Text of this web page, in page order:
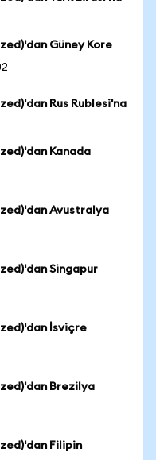
Güney Kore
Rus Rublesi'na
Kanada
Avustralya
Singapur
İsviçre
Brezilya
Filipin